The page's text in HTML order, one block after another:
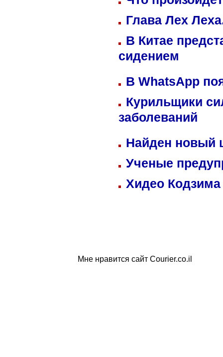
Глава Лех
В Китае
сидением
В WhatsApp
Курильщики
заболеваний
Найден
Ученые
Хидео
Мне нравится сайт Courier.co.il